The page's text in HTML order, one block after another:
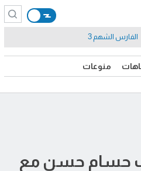
منوعات
الفارس الشهم 3
حسام حسن مع